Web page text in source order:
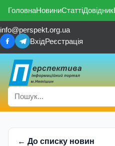
ГоловнаНовиниСтаттіДовідник
info@perspekt.org.ua
ВхідРеєстрація
← До списку новин